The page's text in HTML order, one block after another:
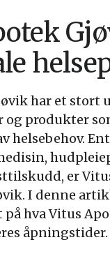
har et stort
og produkter
helsebehov.
er
I denne
hva Vitus
åpningstider.